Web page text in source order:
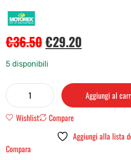
€36.50€29.20
5 disponibili
Aggiungi al
Wishlist
Compare
Aggiungi alla lista
Compara